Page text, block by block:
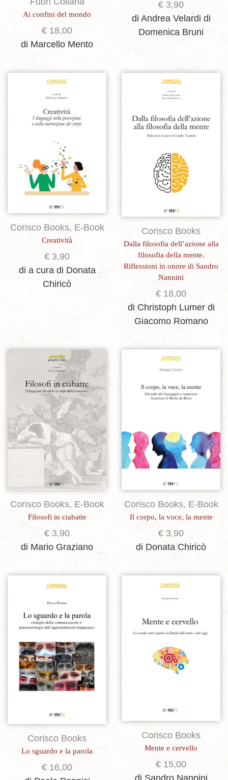
Ai confini del mondo
€ 18,00
di Marcello Mento
€ 3,90
di Andrea Velardi di
Domenica Bruni
Aggiungi alla lista dei desideri
Corisco Books, E-Book
Creatività
€ 3,90
di a cura di Donata
Chiricò
Corisco Books
Dalla filosofia dell’azione alla
filosofia della mente.
Riflessioni in onore di Sandro
Nannini
€ 18,00
di Christoph Lumer di
Giacomo Romano
Aggiungi alla lista dei desideri
Corisco Books, E-Book
Filosofi in ciabatte
€ 3,90
di Mario Graziano
Aggiungi alla lista dei desideri
Corisco Books, E-Book
Il corpo, la voce, la mente
€ 3,90
di Donata Chiricò
Aggiungi alla lista dei desideri
Corisco Books
Lo sguardo e la parola
€ 16,00
Corisco Books
Mente e cervello
€ 15,00